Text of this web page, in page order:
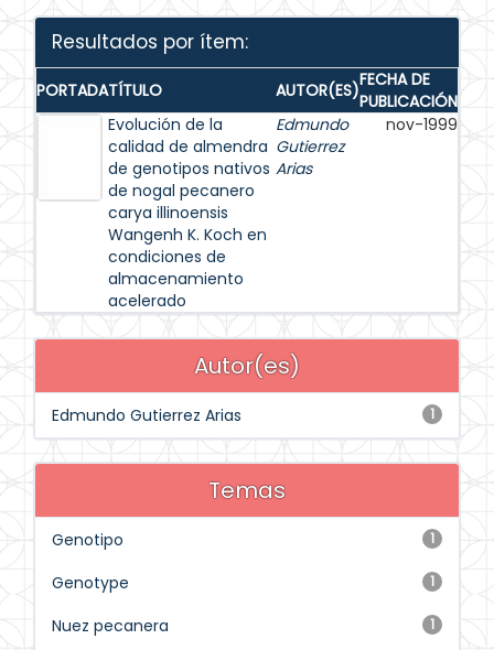
Resultados por ítem:
PORTADATÍTULO AUTOR(ES)FECHA DE
PUBLICACIÓN
Evolución de la
calidad de almendra
de genotipos nativos
de nogal pecanero
carya illinoensis
Wangenh K. Koch en
condiciones de
almacenamiento
acelerado
Edmundo
Gutierrez
Arias
nov-1999
Autor(es)
1
Edmundo Gutierrez Arias
Temas
1
Genotipo
1
Genotype
1
Nuez pecanera